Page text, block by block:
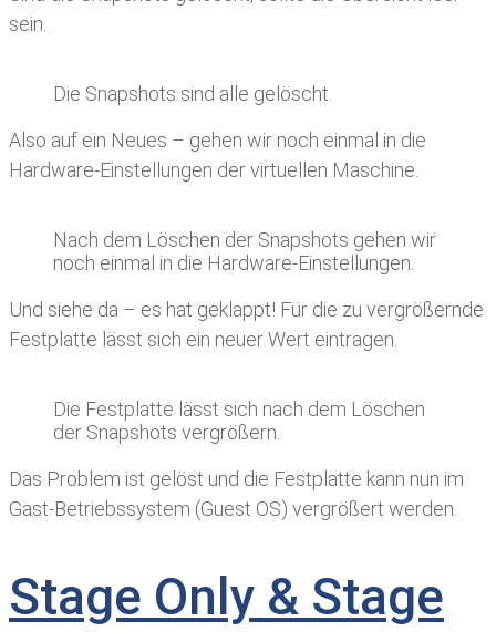
sein.
Die Snapshots sind alle gelöscht.
Also auf ein Neues – gehen wir noch einmal in die
Hardware-Einstellungen der virtuellen Maschine.
Nach dem Löschen der Snapshots gehen wir
noch einmal in die Hardware-Einstellungen.
Und siehe da – es hat geklappt! Für die zu vergrößernde
Festplatte lässt sich ein neuer Wert eintragen.
Die Festplatte lässt sich nach dem Löschen
der Snapshots vergrößern.
Das Problem ist gelöst und die Festplatte kann nun im
Gast-Betriebssystem (Guest OS) vergrößert werden.
Stage Only & Stage